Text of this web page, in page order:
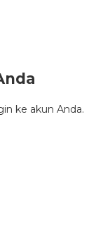
ke akun Anda.